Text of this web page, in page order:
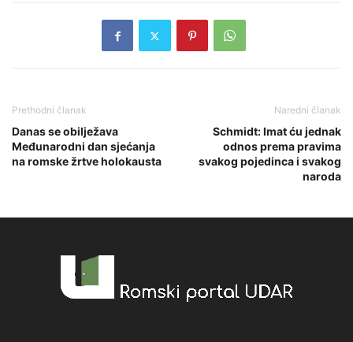
Prethodni članak
Danas se obilježava
Međunarodni dan sjećanja
na romske žrtve holokausta
Naredni članak
Schmidt: Imat ću jednak
odnos prema pravima
svakog pojedinca i svakog
naroda